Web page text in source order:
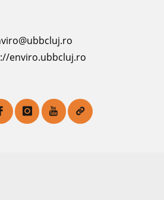
enviro.ubbcluj.ro